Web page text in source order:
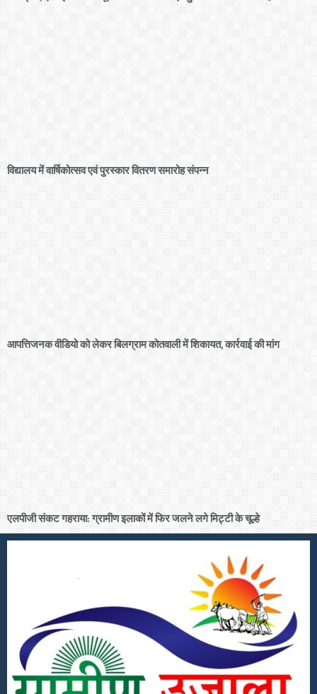
विद्यालय में वार्षिकोत्सव एवं पुरस्कार वितरण समारोह संपन्न
आपत्तिजनक वीडियो को लेकर बिलग्राम कोतवाली में शिकायत, कार्रवाई की मांग
एलपीजी संकट गहराया: ग्रामीण इलाकों में फिर जलने लगे मिट्टी के चूल्हे